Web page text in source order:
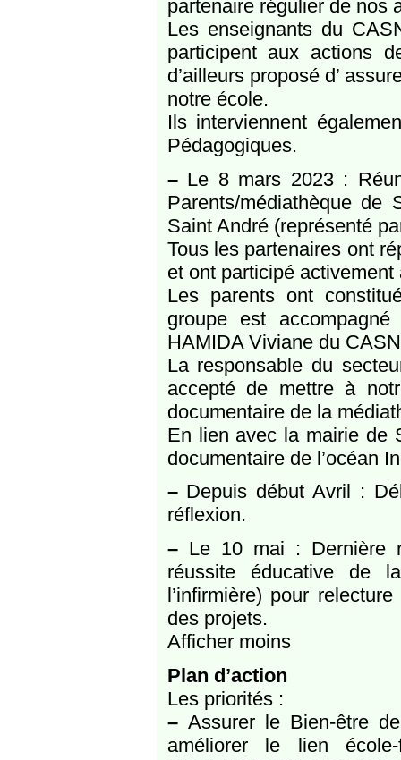
partenaire régulier de nos
Les enseignants du
participent aux actions
d’ailleurs proposé d’
notre école.
Ils interviennent
Pédagogiques.
–Le 8 mars 2023 :
Parents/médiathèque de
Saint André (représenté
Tous les partenaires ont
et ont participé activement
Les parents ont
groupe est
HAMIDA Viviane du
La responsable du
accepté de mettre à
documentaire de la
En lien avec la mairie de
documentaire de l’océan
–Depuis début Avril :
réflexion.
–Le 10 mai : Dernière
réussite éducative de
l’infirmière) pour
des projets.
Afficher moins
Plan d’action
Les priorités :
–Assurer le Bien-être
améliorer le lien école-